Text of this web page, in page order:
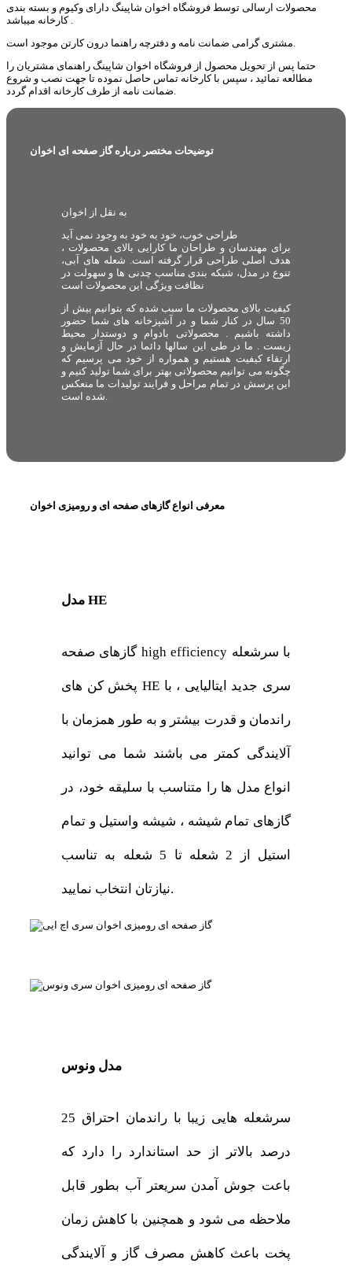
محصولات ارسالی توسط فروشگاه اخوان شاپینگ دارای وکیوم و بسته بندی
کارخانه میباشد .
حتما پس از تحویل محصول از فروشگاه اخوان شاپینگ راهنمای مشتریان را
مطالعه نمائید ، سپس با کارخانه تماس حاصل نموده تا جهت نصب و شروع
توضیحات مختصر درباره گاز صفحه ای اخوان
به نقل از اخوان
طراحی خوب، خود به خود به وجود نمی آید
برای مهندسان و طراحان ما کارایی بالای محصولات ،
هدف اصلی طراحی قرار گرفته است. شعله های آبی،
تنوع در مدل، شبکه بندی مناسب چدنی ها و سهولت در
نظافت ویژگی این محصولات است
کیفیت بالای محصولات ما سبب شده که بتوانیم بیش از
50 سال در کنار شما و در آشپزخانه های شما حضور
داشته باشیم . محصولاتی بادوام و دوستدار محیط
زیست . ما در طی این سالها دائما در حال آزمایش و
ارتقاء کیفیت هستیم و همواره از خود می پرسیم که
چگونه می توانیم محصولاتی بهتر برای شما تولید کنیم و
این پرسش در تمام مراحل و فرایند تولیدات ما منعکس
شده است.
معرفی انواع گازهای صفحه ای و رومیزی اخوان
مدل HE
گازهای صفحه high efficiency با سرشعله
پخش کن های HE سری جدید ایتالیایی ، با
راندمان و قدرت بیشتر و به طور همزمان با
آلایندگی کمتر می باشند شما می توانید
انواع مدل ها را متناسب با سلیقه خود، در
گازهای تمام شیشه ، شیشه واستیل و تمام
استیل از 2 شعله تا 5 شعله به تناسب
نیازتان انتخاب نمایید.
مدل ونوس
سرشعله هایی زیبا با راندمان احتراق 25
درصد بالاتر از حد استاندارد را دارد که
باعت جوش آمدن سریعتر آب بطور قابل
ملاحظه می شود و همچنین با کاهش زمان
پخت باعث کاهش مصرف گاز و آلایندگی